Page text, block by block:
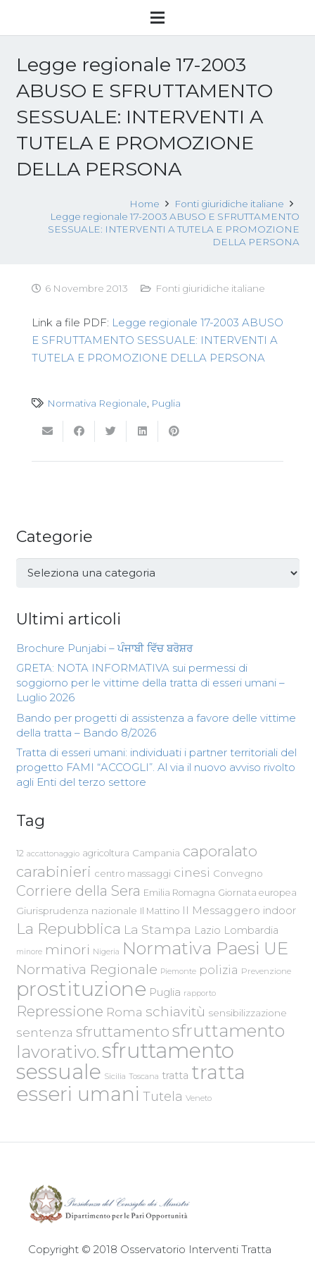
Legge regionale 17-2003
ABUSO E SFRUTTAMENTO
SESSUALE: INTERVENTI A
TUTELA E PROMOZIONE
DELLA PERSONA
Home
Fonti giuridiche italiane
Legge regionale 17-2003 ABUSO E SFRUTTAMENTO
SESSUALE: INTERVENTI A TUTELA E PROMOZIONE
DELLA PERSONA
6 Novembre 2013 Fonti giuridiche italiane
Link a file PDF: Legge regionale 17-2003 ABUSO
E SFRUTTAMENTO SESSUALE: INTERVENTI A
TUTELA E PROMOZIONE DELLA PERSONA
Normativa Regionale Puglia
Categorie
Categorie
Ultimi articoli
Brochure Punjabi – ਪੰਜਾਬੀ ਵਿੱਚ ਬਰੋਸ਼ਰ
GRETA: NOTA INFORMATIVA sui permessi di
soggiorno per le vittime della tratta di esseri umani –
Luglio 2026
Bando per progetti di assistenza a favore delle vittime
della tratta – Bando 8/2026
Tratta di esseri umani: individuati i partner territoriali del
progetto FAMI “ACCOGLI”. Al via il nuovo avviso rivolto
agli Enti del terzo settore
Tag
12 accattonaggio agricoltura Campania caporalato
carabinieri centro massaggi cinesi Convegno
Corriere della Sera Emilia Romagna Giornata europea
Giurisprudenza nazionale Il Mattino Il Messaggero indoor
La Repubblica La Stampa Lazio Lombardia
minore minori Nigeria Normativa Paesi UE
Normativa Regionale Piemonte polizia Prevenzione
prostituzione Puglia rapporto
Repressione Roma schiavitù sensibilizzazione
sentenza sfruttamento sfruttamento
lavorativo.sfruttamento
sessuale Sicilia Toscana tratta tratta
esseri umani Tutela Veneto
Copyright © 2018 Osservatorio Interventi Tratta